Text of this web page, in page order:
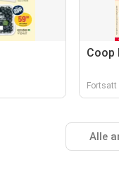
Coop
Alle